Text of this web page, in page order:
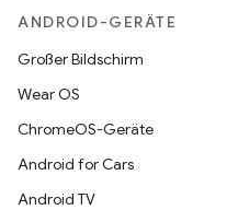
ANDROID-GERÄTE
Großer Bildschirm
Wear OS
ChromeOS-Geräte
Android for Cars
Android TV